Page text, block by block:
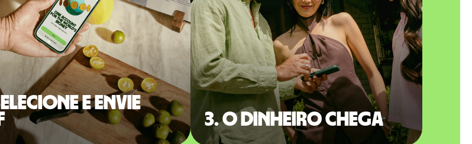
e envie
3. O dinheiro chega